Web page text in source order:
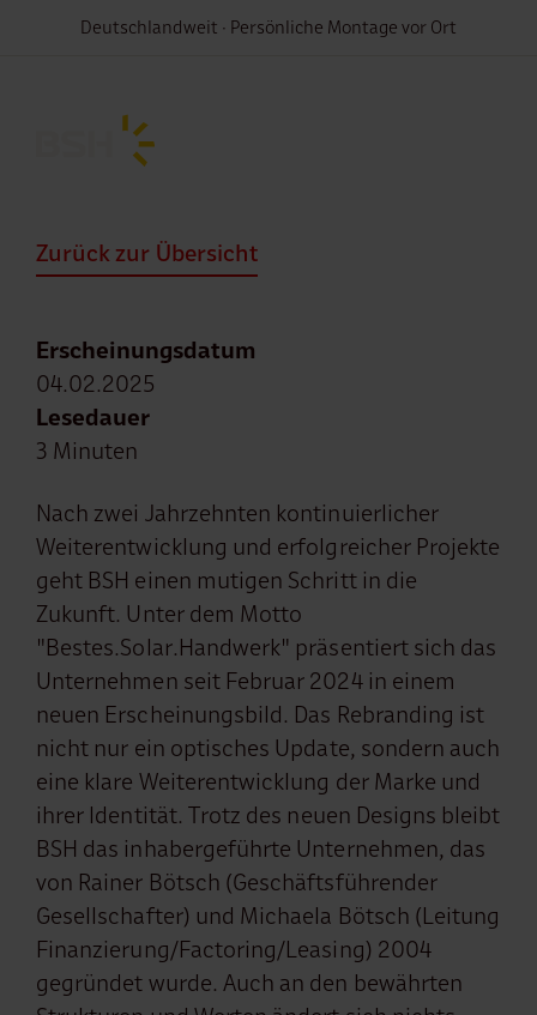
Deutschlandweit · Persönliche Montage vor Ort
Zurück zur Übersicht
Erscheinungsdatum
04.02.2025
Lesedauer
3 Minuten
Nach zwei Jahrzehnten kontinuierlicher
Weiterentwicklung und erfolgreicher Projekte
geht BSH einen mutigen Schritt in die
Zukunft. Unter dem Motto
"Bestes.Solar.Handwerk" präsentiert sich das
Unternehmen seit Februar 2024 in einem
neuen Erscheinungsbild. Das Rebranding ist
nicht nur ein optisches Update, sondern auch
eine klare Weiterentwicklung der Marke und
ihrer Identität. Trotz des neuen Designs bleibt
BSH das inhabergeführte Unternehmen, das
von Rainer Bötsch (Geschäftsführender
Gesellschafter) und Michaela Bötsch (Leitung
Finanzierung/Factoring/Leasing) 2004
gegründet wurde. Auch an den bewährten